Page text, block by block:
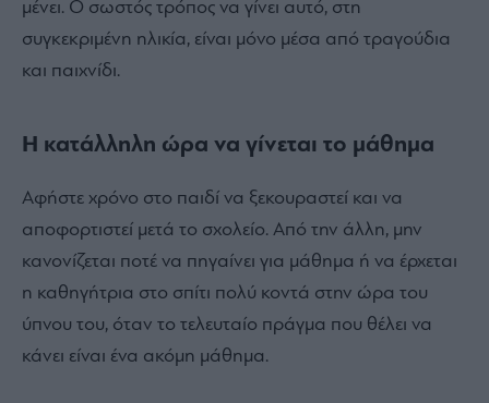
μένει. Ο σωστός τρόπος να γίνει αυτό, στη
συγκεκριμένη ηλικία, είναι μόνο μέσα από τραγούδια
και παιχνίδι.
Η κατάλληλη ώρα να γίνεται το μάθημα
Αφήστε χρόνο στο παιδί να ξεκουραστεί και να
αποφορτιστεί μετά το σχολείο. Από την άλλη, μην
κανονίζεται ποτέ να πηγαίνει για μάθημα ή να έρχεται
η καθηγήτρια στο σπίτι πολύ κοντά στην ώρα του
ύπνου του, όταν το τελευταίο πράγμα που θέλει να
κάνει είναι ένα ακόμη μάθημα.